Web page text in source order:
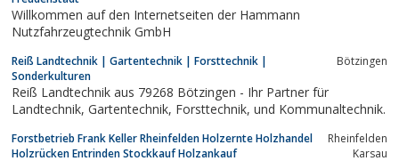
Willkommen auf den Internetseiten der Hammann
Nutzfahrzeugtechnik GmbH
Reiß Landtechnik | Gartentechnik | Forsttechnik |
Sonderkulturen
Bötzingen
Reiß Landtechnik aus 79268 Bötzingen - Ihr Partner für
Landtechnik, Gartentechnik, Forsttechnik, und Kommunaltechnik.
Forstbetrieb Frank Keller Rheinfelden Holzernte Holzhandel
Holzrücken Entrinden Stockkauf Holzankauf
Rheinfelden
Karsau